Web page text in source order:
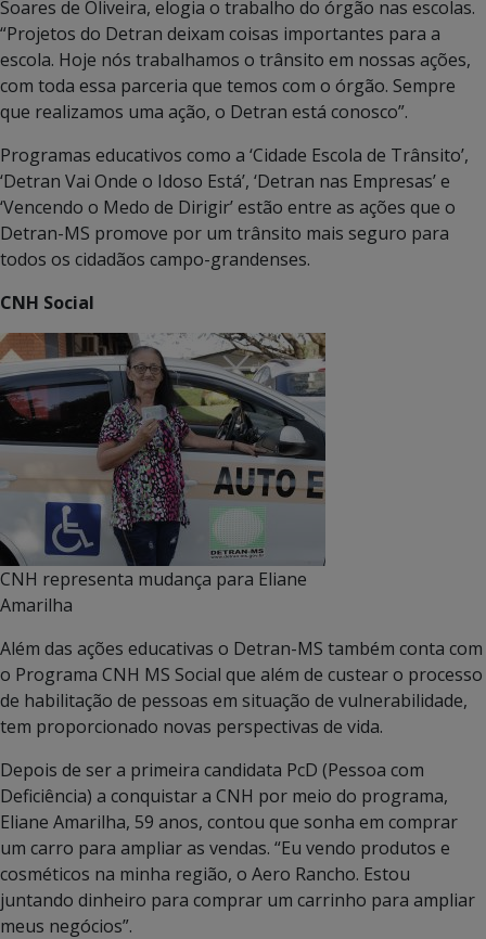
Soares de Oliveira, elogia o trabalho do órgão nas escolas.
“Projetos do Detran deixam coisas importantes para a
escola. Hoje nós trabalhamos o trânsito em nossas ações,
com toda essa parceria que temos com o órgão. Sempre
que realizamos uma ação, o Detran está conosco”.
Programas educativos como a ‘Cidade Escola de Trânsito’,
‘Detran Vai Onde o Idoso Está’, ‘Detran nas Empresas’ e
‘Vencendo o Medo de Dirigir’ estão entre as ações que o
Detran-MS promove por um trânsito mais seguro para
todos os cidadãos campo-grandenses.
CNH Social
CNH representa mudança para Eliane
Amarilha
Além das ações educativas o Detran-MS também conta com
o Programa CNH MS Social que além de custear o processo
de habilitação de pessoas em situação de vulnerabilidade,
tem proporcionado novas perspectivas de vida.
Depois de ser a primeira candidata PcD (Pessoa com
Deficiência) a conquistar a CNH por meio do programa,
Eliane Amarilha, 59 anos, contou que sonha em comprar
um carro para ampliar as vendas. “Eu vendo produtos e
cosméticos na minha região, o Aero Rancho. Estou
juntando dinheiro para comprar um carrinho para ampliar
meus negócios”.